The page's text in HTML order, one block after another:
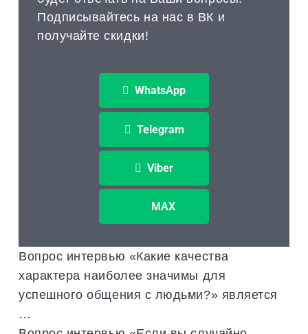
Подписывайтесь на нас в ВК и
получайте скидки!
WhatsApp
Telegram
Viber
MAX
Вопрос интервью «Какие качества
характера наиболее значимы для
успешного общения с людьми?» является
…